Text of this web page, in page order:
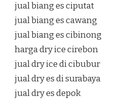
jual biang es ciputat
jual biang es cawang
jual biang es cibinong
harga dry ice cirebon
jual dry ice di cibubur
jual dry es di surabaya
jual dry es depok